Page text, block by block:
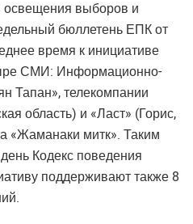
выборов и
бюллетень ЕПК от
время к инициативе
СМИ: Информационно-
Тапан», телекомпании
область) и «Ласт» (Горис,
«Жаманаки митк». Таким
Кодекс поведения
поддерживают также 8